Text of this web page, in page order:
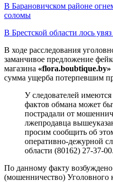
В Барановичском районе
соломы
В Брестской области лось
В ходе расследования
заманчивое предложение
магазина «flora.boubtique.by»
сумма ущерба потерпевшим
У следователей
фактов обмана может
пострадали от
лжепродавца
просим сообщить об
оперативно-дежурной
области (80162) 27-37-00.
По данному факту
(мошенничество) Уголовного